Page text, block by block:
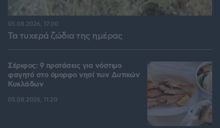
Τα τυχερά ζώδια της ημέρας
05.08.2026, 17:00
Σέριφος: 9 προτάσεις για νόστιμο
φαγητό στο όμορφο νησί των Δυτικών
Κυκλάδων
05.08.2026, 11:20